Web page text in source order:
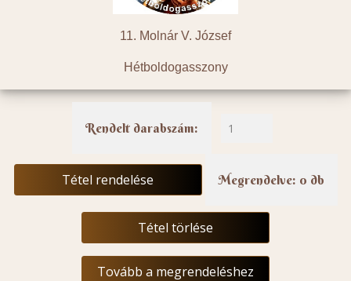
11. Molnár V. József
Hétboldogasszony
Rendelt darabszám:
Tétel rendelése Megrendelve: 0 db
Tétel törlése
Tovább a megrendeléshez